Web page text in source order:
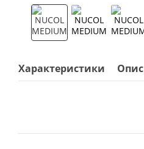
Характеристики Опис